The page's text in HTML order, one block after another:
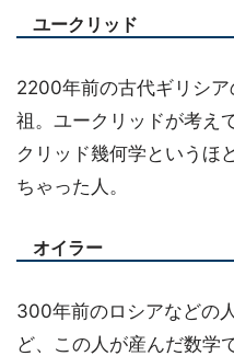
ユークリッド
2200年前の古代ギリシ
祖。ユークリッドが考え
クリッド幾何学というほ
ちゃった人。
オイラー
300年前のロシアなどの
ど、この人が産んだ数学